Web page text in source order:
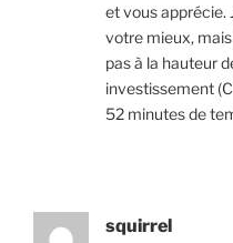
et vous apprécie.
votre mieux, mais
pas à la hauteur
investissement
52 minutes de
squirrel